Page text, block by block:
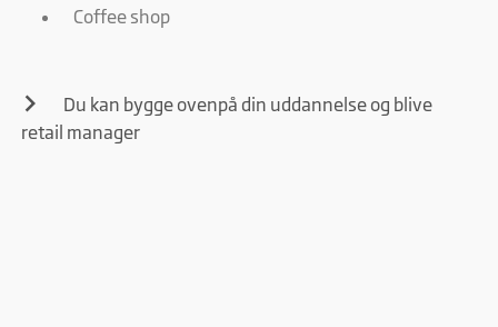
Coffee shop
Du kan bygge ovenpå din uddannelse og blive
retail manager